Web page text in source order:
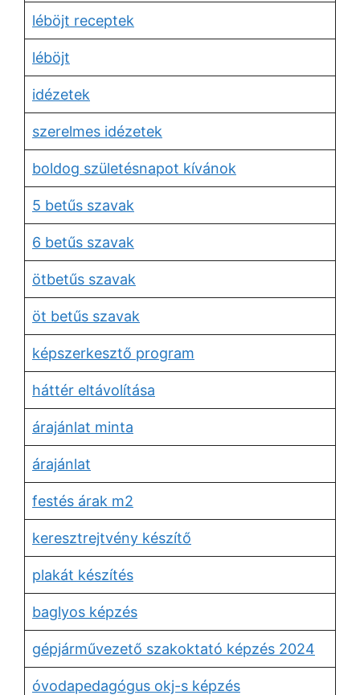
léböjt receptek
léböjt
idézetek
szerelmes idézetek
boldog születésnapot kívánok
5 betűs szavak
6 betűs szavak
ötbetűs szavak
öt betűs szavak
képszerkesztő program
háttér eltávolítása
árajánlat minta
árajánlat
festés árak m2
keresztrejtvény készítő
plakát készítés
baglyos képzés
gépjárművezető szakoktató képzés 2024
óvodapedagógus okj-s képzés